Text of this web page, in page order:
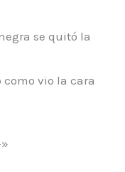
se quitó la
vio la cara